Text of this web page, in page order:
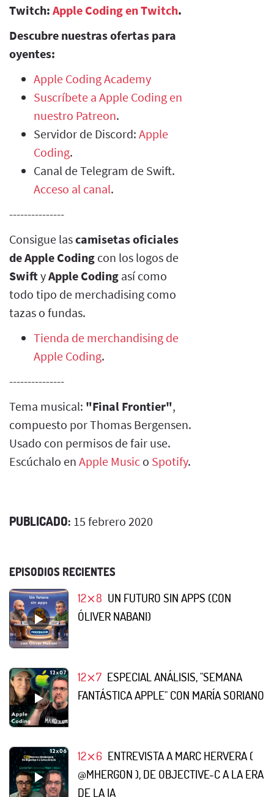
Twitch: Apple Coding en Twitch.
Descubre nuestras ofertas para
oyentes:
Apple Coding Academy
Suscríbete a Apple Coding en
nuestro Patreon.
Servidor de Discord: Apple
Coding.
Canal de Telegram de Swift.
Acceso al canal.
---------------
Consigue lascamisetas oficiales
de Apple Coding con los logos de
SwiftyApple Coding así como
todo tipo de merchadising como
tazas o fundas.
Tienda de merchandising de
Apple Coding.
---------------
Tema musical: "Final Frontier",
compuesto por Thomas Bergensen.
Usado con permisos de fair use.
Escúchalo en Apple Music o Spotify.
PUBLICADO: 15 febrero 2020
EPISODIOS RECIENTES
12⨯8 UN FUTURO SIN APPS (CON
ÓLIVER NABANI)
12⨯7 ESPECIAL ANÁLISIS, "SEMANA
FANTÁSTICA APPLE" CON MARÍA SORIANO
12⨯6 ENTREVISTA A MARC HERVERA (
@MHERGON ), DE OBJECTIVE-C A LA ERA
DE LA IA